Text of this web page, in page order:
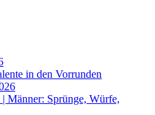
in den Vorrunden
Männer: Sprünge, Würfe,